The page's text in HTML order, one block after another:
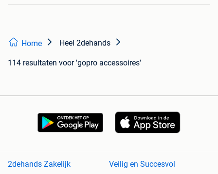
Home Heel 2dehands
114 resultaten voor 'gopro accessoires'
2dehands Zakelijk Veilig en Succesvol